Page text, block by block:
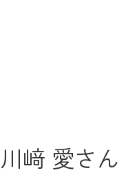
川﨑 愛さん